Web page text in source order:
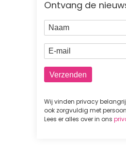
Ontvang de
Naam
E-mail
Wij vinden privacy
ook zorgvuldig met
Lees er alles over in ons